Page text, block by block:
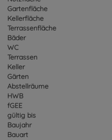
Gartenfläche
Kellerfläche
Terrassenfläche
Bäder
WC
Terrassen
Keller
Gärten
Abstellräume
HWB
fGEE
gültig bis
Baujahr
Bauart